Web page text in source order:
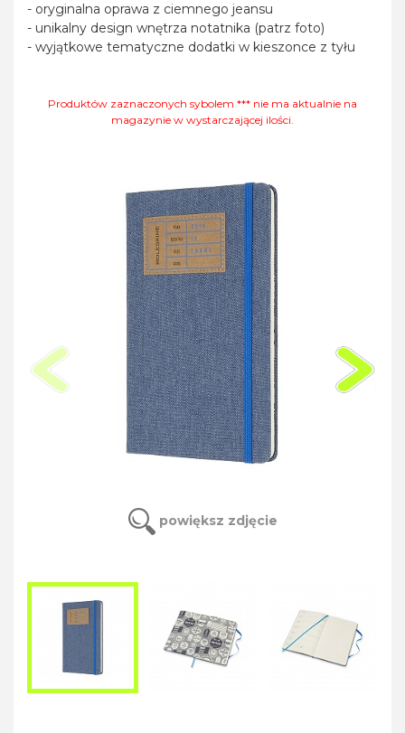
- oryginalna oprawa z ciemnego jeansu
- unikalny design wnętrza notatnika (patrz foto)
- wyjątkowe tematyczne dodatki w kieszonce z tyłu
Produktów zaznaczonych sybolem *** nie ma aktualnie na
magazynie w wystarczającej ilości.
powiększ zdjęcie